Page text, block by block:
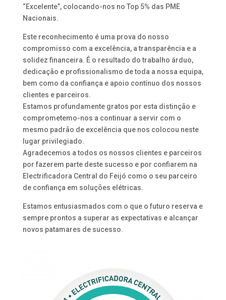
“Excelente”, colocando-nos no Top 5% das PME
Nacionais.
Este reconhecimento é uma prova do nosso
compromisso com a excelência, a transparência e a
solidez financeira. É o resultado do trabalho árduo,
dedicação e profissionalismo de toda a nossa equipa,
bem como da confiança e apoio contínuo dos nossos
clientes e parceiros.
Estamos profundamente gratos por esta distinção e
comprometemo-nos a continuar a servir com o
mesmo padrão de excelência que nos colocou neste
lugar privilegiado.
Agradecemos a todos os nossos clientes e parceiros
por fazerem parte deste sucesso e por confiarem na
Electrificadora Central do Feijó como o seu parceiro
de confiança em soluções elétricas.
Estamos entusiasmados com o que o futuro reserva e
sempre prontos a superar as expectativas e alcançar
novos patamares de sucesso.